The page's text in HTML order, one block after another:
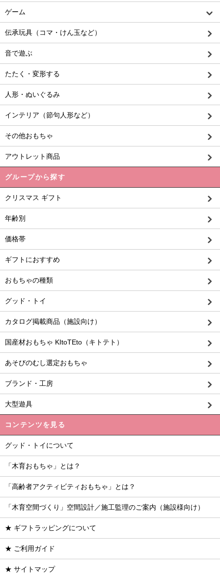
ゲーム
伝承玩具（コマ・けん玉など）
音で遊ぶ
たたく・変形する
人形・ぬいぐるみ
インテリア（節句人形など）
その他おもちゃ
アウトレット商品
グループから探す
クリスマス ギフト
年齢別
価格帯
ギフトにおすすめ
おもちゃの種類
グッド・トイ
カタログ掲載商品（施設向け）
国産材おもちゃ KItoTEto（キトテト）
あそびのむし選定おもちゃ
ブランド・工房
大型遊具
コンテンツを見る
グッド・トイについて
「木育おもちゃ」とは？
「高齢者アクティビティおもちゃ」とは？
「木育空間づくり」空間設計／施工監理のご案内（施設様向け）
★ ギフトラッピングについて
★ ご利用ガイド
★ サイトマップ